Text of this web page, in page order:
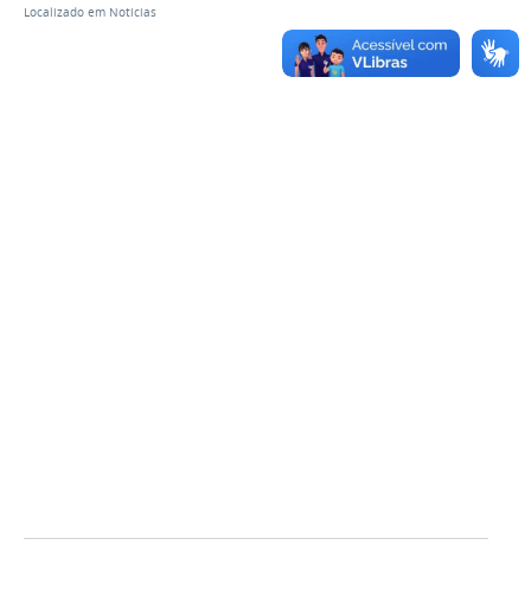
Localizado em Notícias